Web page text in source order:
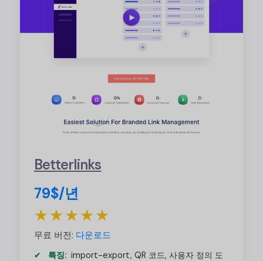
Betterlinks
79$/년
★★★★★
무료 버전: 다운로드
특징: import-export, QR 코드, 사용자 정의 도